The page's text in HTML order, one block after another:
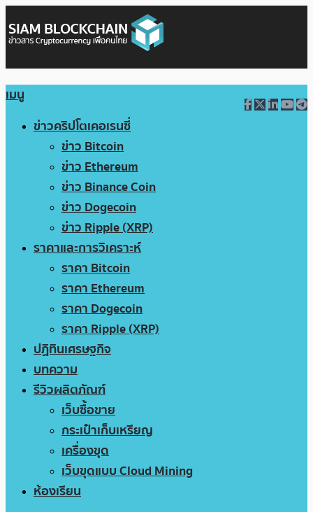
เมนู
ข่าวคริปโตเคอเรนซี่
ข่าว Bitcoin
ข่าว Ethereum
ข่าว Binance Coin
ข่าว Dogecoin
ข่าว Ripple (XRP)
ราคาและการวิเคราะห์
ราคา Bitcoin
ราคา Ethereum
ราคา Dogecoin
ราคา Ripple (XRP)
ปฏิทินเศรษฐกิจ
บทความ
รีวิวผลิตภัณฑ์
เว็บซื้อขาย
กระเป๋าเก็บเหรียญ
เครื่องขุด
เว็บขุดแบบ Cloud Mining
ห้องเรียน